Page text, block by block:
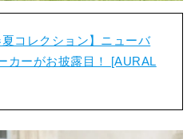
夏コレクション】ニューバ
カーがお披露目！ [AURAL